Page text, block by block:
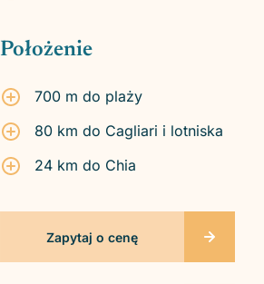
Położenie
700 m do plaży
80 km do Cagliari i lotniska
24 km do Chia
Zapytaj o cenę